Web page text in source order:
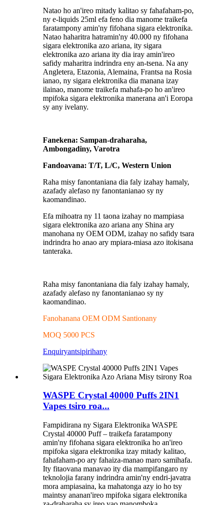
Natao ho an'ireo mitady kalitao sy fahafaham-po,
ny e-liquids 25ml efa feno dia manome traikefa
faratampony amin'ny fifohana sigara elektronika.
Natao haharitra hatramin'ny 40.000 ny fifohana
sigara elektronika azo ariana, ity sigara
elektronika azo ariana ity dia iray amin'ireo
safidy maharitra indrindra eny an-tsena. Na any
Angletera, Etazonia, Alemaina, Frantsa na Rosia
ianao, ny sigara elektronika dia manana izay
ilainao, manome traikefa mahafa-po ho an'ireo
mpifoka sigara elektronika manerana an'i Eoropa
sy any ivelany.
Fanekena: Sampan-draharaha,
Ambongadiny, Varotra
Fandoavana: T/T, L/C, Western Union
Raha misy fanontaniana dia faly izahay hamaly,
azafady alefaso ny fanontanianao sy ny
kaomandinao.
Efa mihoatra ny 11 taona izahay no mampiasa
sigara elektronika azo ariana any Shina ary
manohana ny OEM ODM, izahay no safidy tsara
indrindra ho anao ary mpiara-miasa azo itokisana
tanteraka.
Raha misy fanontaniana dia faly izahay hamaly,
azafady alefaso ny fanontanianao sy ny
kaomandinao.
Fanohanana OEM ODM Santionany
MOQ 5000 PCS
Enquiryantsipirihany
WASPE Crystal 40000 Puffs 2IN1
Vapes tsiro roa...
Fampidirana ny Sigara Elektronika WASPE
Crystal 40000 Puff – traikefa faratampony
amin'ny fifohana sigara elektronika ho an'ireo
mpifoka sigara elektronika izay mitady kalitao,
fahafaham-po ary fahaiza-manao maro samihafa.
Ity fitaovana manavao ity dia mampifangaro ny
teknolojia farany indrindra amin'ny endri-javatra
mora ampiasaina, ka mahatonga azy io ho tsy
maintsy ananan'ireo mpifoka sigara elektronika